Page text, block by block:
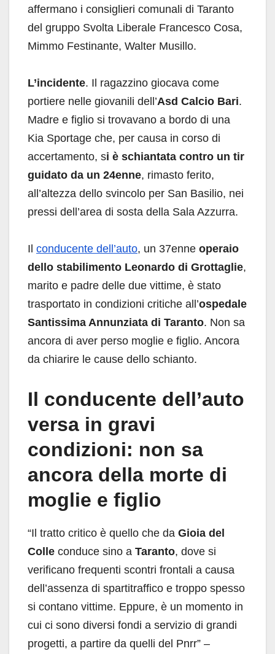
affermano i consiglieri comunali di Taranto
del gruppo Svolta Liberale Francesco Cosa,
Mimmo Festinante, Walter Musillo.
L’incidente. Il ragazzino giocava come
portiere nelle giovanili dell’Asd Calcio Bari.
Madre e figlio si trovavano a bordo di una
Kia Sportage che, per causa in corso di
accertamento, si è schiantata contro un tir
guidato da un 24enne, rimasto ferito,
all’altezza dello svincolo per San Basilio, nei
pressi dell’area di sosta della Sala Azzurra.
Il conducente dell’auto, un 37enne operaio
dello stabilimento Leonardo di Grottaglie,
marito e padre delle due vittime, è stato
trasportato in condizioni critiche all’ospedale
Santissima Annunziata di Taranto. Non sa
ancora di aver perso moglie e figlio. Ancora
da chiarire le cause dello schianto.
Il conducente dell’auto
versa in gravi
condizioni: non sa
ancora della morte di
moglie e figlio
“Il tratto critico è quello che da Gioia del
Colle conduce sino a Taranto, dove si
verificano frequenti scontri frontali a causa
dell’assenza di spartitraffico e troppo spesso
si contano vittime. Eppure, è un momento in
cui ci sono diversi fondi a servizio di grandi
progetti, a partire da quelli del Pnrr” –